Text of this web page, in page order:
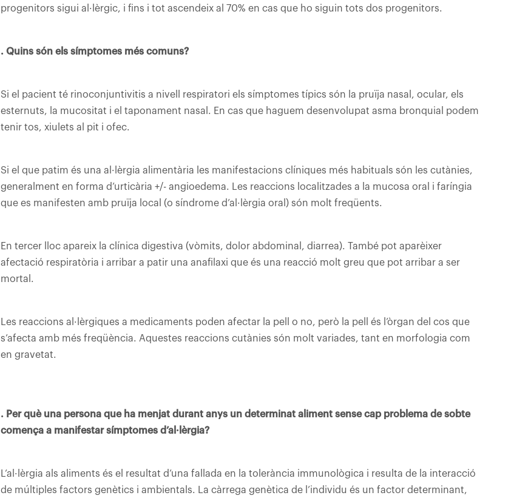
progenitors sigui al·lèrgic, i fins i tot ascendeix al 70% en cas que ho siguin tots dos progenitors.
. Quins són els símptomes més comuns?
Si el pacient té rinoconjuntivitis a nivell respiratori els símptomes típics són la pruïja nasal, ocular, els
esternuts, la mucositat i el taponament nasal. En cas que haguem desenvolupat asma bronquial podem
tenir tos, xiulets al pit i ofec.
Si el que patim és una al·lèrgia alimentària les manifestacions clíniques més habituals són les cutànies,
generalment en forma d’urticària +/- angioedema. Les reaccions localitzades a la mucosa oral i faríngia
que es manifesten amb pruïja local (o síndrome d’al·lèrgia oral) són molt freqüents.
En tercer lloc apareix la clínica digestiva (vòmits, dolor abdominal, diarrea). També pot aparèixer
afectació respiratòria i arribar a patir una anafilaxi que és una reacció molt greu que pot arribar a ser
mortal.
Les reaccions al·lèrgiques a medicaments poden afectar la pell o no, però la pell és l’òrgan del cos que
s’afecta amb més freqüència. Aquestes reaccions cutànies són molt variades, tant en morfologia com
en gravetat.
. Per què una persona que ha menjat durant anys un determinat aliment sense cap problema de sobte
comença a manifestar símptomes d’al·lèrgia?
L’al·lèrgia als aliments és el resultat d’una fallada en la tolerància immunològica i resulta de la interacció
de múltiples factors genètics i ambientals. La càrrega genètica de l’individu és un factor determinant,